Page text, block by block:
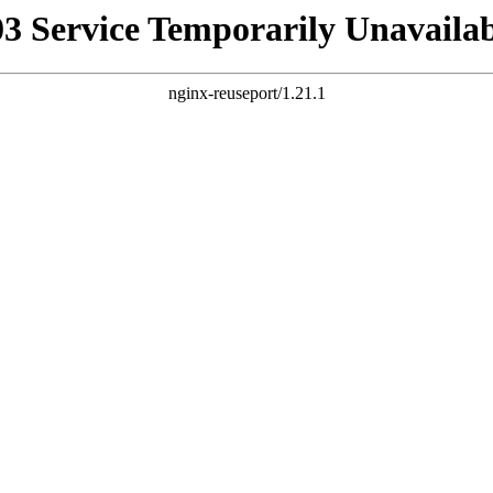
Service Temporarily
nginx-reuseport/1.21.1